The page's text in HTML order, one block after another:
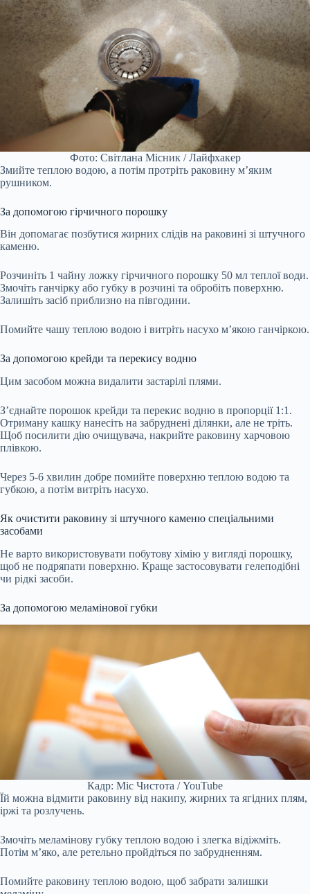
Фото: Світлана Місник / Лайфхакер
Змийте теплою водою, а потім протріть раковину м’яким
рушником.
За допомогою гірчичного порошку
Він допомагає позбутися жирних слідів на раковині зі штучного
каменю.
Розчиніть 1 чайну ложку гірчичного порошку 50 мл теплої води.
Змочіть ганчірку або губку в розчині та обробіть поверхню.
Залишіть засіб приблизно на півгодини.
Помийте чашу теплою водою і витріть насухо м’якою ганчіркою.
За допомогою крейди та перекису водню
Цим засобом можна видалити застарілі плями.
З’єднайте порошок крейди та перекис водню в пропорції 1:1.
Отриману кашку нанесіть на забруднені ділянки, але не тріть.
Щоб посилити дію очищувача, накрийте раковину харчовою
плівкою.
Через 5-6 хвилин добре помийте поверхню теплою водою та
губкою, а потім витріть насухо.
Як очистити раковину зі штучного каменю спеціальними
засобами
Не варто використовувати побутову хімію у вигляді порошку,
щоб не подряпати поверхню. Краще застосовувати гелеподібні
чи рідкі засоби.
За допомогою меламінової губки
Кадр: Міс Чистота / YouTube
Їй можна відмити раковину від накипу, жирних та ягідних плям,
іржі та розлучень.
Змочіть меламінову губку теплою водою і злегка відіжміть.
Потім м’яко, але ретельно пройдіться по забрудненням.
Помийте раковину теплою водою, щоб забрати залишки